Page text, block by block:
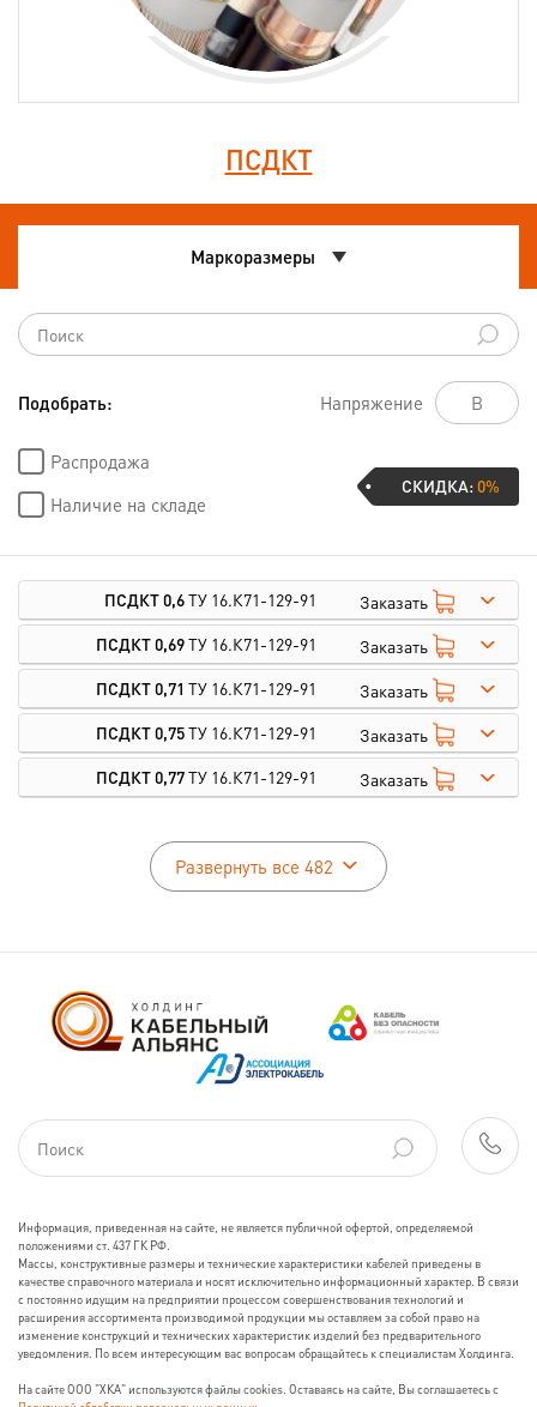
ПСДКТ
Маркоразмеры
Подобрать: Напряжение
Распродажа
Наличие на складе
СКИДКА:0%
ПСДКТ 0,6ТУ 16.К71-129-91
Заказать
ПСДКТ 0,69ТУ 16.К71-129-91
Заказать
ПСДКТ 0,71 ТУ 16.К71-129-91
Заказать
ПСДКТ 0,75ТУ 16.К71-129-91
Заказать
ПСДКТ 0,77ТУ 16.К71-129-91 Заказать
Развернуть все 482
Информация, приведенная на сайте, не является публичной офертой, определяемой
положениями ст. 437 ГК РФ.
Массы, конструктивные размеры и технические характеристики кабелей приведены в
качестве справочного материала и носят исключительно информационный характер. В связи
с постоянно идущим на предприятии процессом совершенствования технологий и
расширения ассортимента производимой продукции мы оставляем за собой право на
изменение конструкций и технических характеристик изделий без предварительного
уведомления. По всем интересующим вас вопросам обращайтесь к специалистам Холдинга.
На сайте ООО "ХКА" используются файлы cookies. Оставаясь на сайте, Вы соглашаетесь с